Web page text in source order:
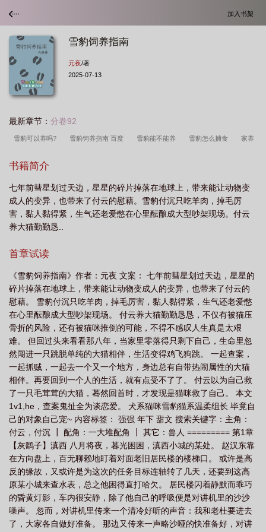
加入书架
雪豹饲养指南
元夜/著
2025-07-13
最新章节： 分卷92
雪豹可以养吗? 雪豹饲养指南 百度 雪豹能不能养 雪豹怎么捕食 家养
夜 雪豹宠物好养吗
养雪豹 雪豹饲养指南最新 雪豹的捕食方法 雪豹饲养指南+番外 饲养雪
豹违法吗 雪豹饲养指南by元夜 可以养雪豹 雪豹鱼怎么饲养 雪豹饲养
指南by上元夜
雪豹的视频
吗 雪豹怎么繁殖 雪豹如何捕食 雪豹驯化 雪豹养殖 雪豹 家
养 雪豹怎么挑 雪豹怎样捕食 雪豹的捕食方式 雪豹饲养指南春寒料
峭 雪豹能养吗 雪豹可以当宠物养吗 雪豹养久了会认主人吗 雪豹宠
物 雪豹饲养员 雪豹好养活吗 雪豹能人工饲养吗 雪豹饲养指南免费阅
读
书籍简介
七年前彗星划过天边，星星的碎片掉落在地球上，带来能让动物变
成人的变异，也带来了付云的慰藉。雪豹付沉只吃羊肉，掉毛厉
害，黏人黏得紧，生气还老爱憋在心里酝酿成大型吵架现场。付云
养大猫勤勤恳..
首章试读
《雪豹饲养指南》作者：元夜 文案： 七年前彗星划过天边，星星的
碎片掉落在地球上，带来能让动物变成人的变异，也带来了付云的
慰藉。 雪豹付沉只吃羊肉，掉毛厉害，黏人黏得紧，生气还老爱憋
在心里酝酿成大型吵架现场。 付云养大猫勤勤恳恳，不仅有被猫压
骨折的风险，还有被猫咪推倒的可能，不得不感叹人生真是太艰
难。 但回过头来看看那八年，当家里零落得只剩下自己，生命里忽
然闯进一只跳脱单纯的大猫相伴，生活变得鸡飞狗跳。 一起查案，
一起抓贼，一起去一个又一个地方，身边总有自带热闹属性的大猫
相伴。再要回到一个人的生活，就有点受不了了。 付云以为自己救
了一只毛茸茸的大猫，蓦然回首时，才发现是猫咪救了自己。 本文
1v1,he，查案鬼扯全为谈恋爱。 犬系猫咪雪豹猫系温柔组长 毕竟自
己的对象自己宠~ 内容标签： 强强 年下 甜文 搜索关键字：主角：
付云，付沉 ┃ 配角：一大堆配角 ┃ 其它：兽人 ========= 第1章
【灰鹞子】滇西 八月将夜，暮光困困，滇西小城的某处。 赵汉东靠
在方向盘上，百无聊赖地盯着对面老旧居民楼的楼梯口。 或许是高
反的缘故，又或许是为这次的任务目标连轴转了几天，还要到这高
原某小城来查水表，总之他困得直打哈欠。 居民楼闪着静默而乖巧
的昏黄灯影，车内很安静，除了他自己的呼吸便是对讲机里的沙沙
噪声。 忽而，对讲机里传来一个清冷好听的声音：我和老杜要进去
了，大家各自做好准备。 那边又传来一声略沙哑的快准备好，对讲